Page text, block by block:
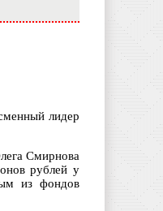
лидер
Смирнова
рублей у
из фондов